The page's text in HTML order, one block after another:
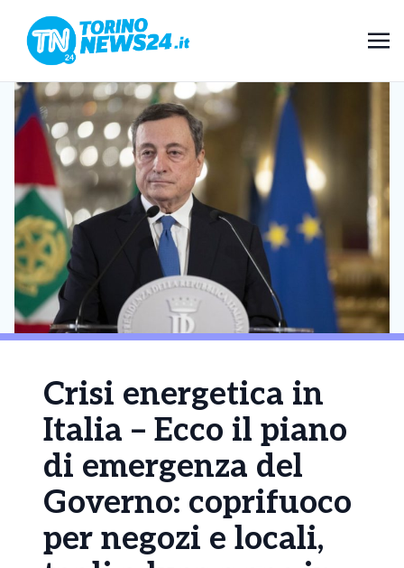
Crisi energetica in
Italia – Ecco il piano
di emergenza del
Governo: coprifuoco
per negozi e locali,